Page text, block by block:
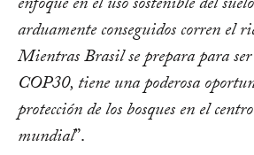
arduamente conseguidos corren el
Mientras Brasil se prepara para
COP30, tiene una poderosa
protección de los bosques en el
mundial”.